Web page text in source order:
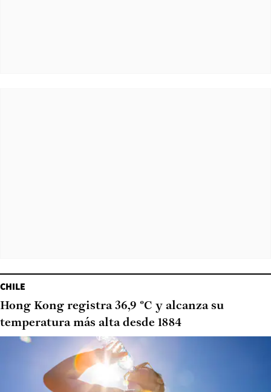
CHILE
Hong Kong registra 36,9 °C y alcanza su
temperatura más alta desde 1884